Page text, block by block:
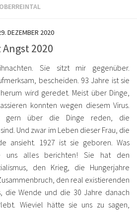
OBERREINTAL
DEZEMBER 2020
Angst 2020
Sie sitzt mir gegenüber.
bescheiden. 93 Jahre ist sie
wird geredet. Meist über Dinge,
konnten wegen diesem Virus.
gern über die Dinge reden, die
Und zwar im Leben dieser Frau, die
ansieht. 1927 ist sie geboren. Was
uns alles berichten! Sie hat den
den Krieg, die Hungerjahre
den real existierenden
die Wende und die 30 Jahre danach
Wieviel hätte sie uns zu sagen,